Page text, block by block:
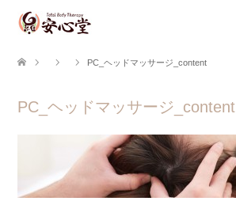
PC_ヘッドマッサージ_content
PC_ヘッドマッサージ_content